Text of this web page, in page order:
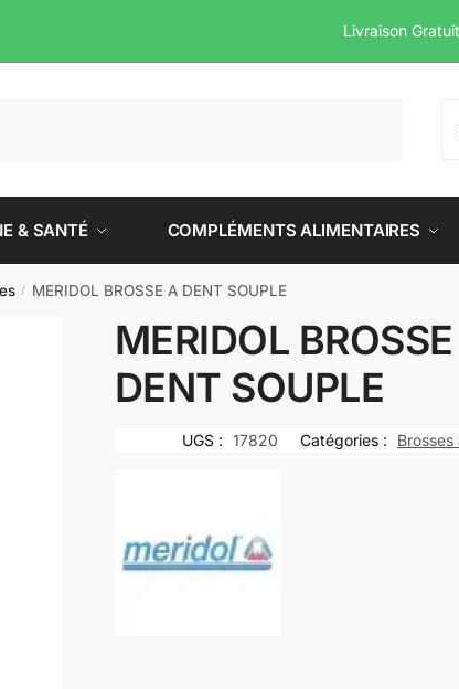
Livraison
& SANTÉ COMPLÉMENTS ALIMENTAIRES
/ MERIDOL BROSSE A DENT SOUPLE
MERIDOL
DENT SOUPLE
UGS : 17820 Catégories :